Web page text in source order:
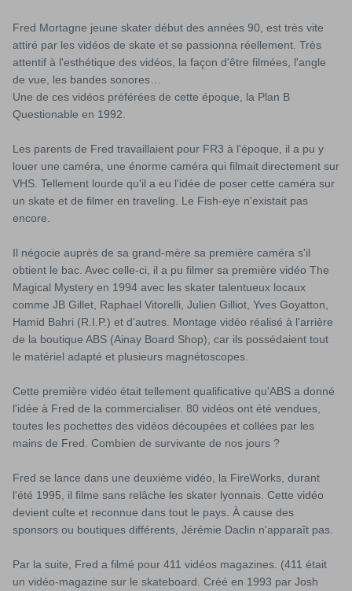
DECK SLICK
EYE KID 9.4
WORLD INDUSTRIES DECK
RODNEY MULLEN ROCK IS KING 10
€95,00
Fred Mortagne jeune skater début des années 90, est très vite
attiré par les vidéos de skate et se passionna réellement. Très
attentif à l'esthétique des vidéos, la façon d'être filmées, l'angle
de vue, les bandes sonores…
Une de ces vidéos préférées de cette époque, la Plan B
Questionable en 1992.
Les parents de Fred travaillaient pour FR3 à l'époque, il a pu y
louer une caméra, une énorme caméra qui filmait directement sur
VHS. Tellement lourde qu'il a eu l'idée de poser cette caméra sur
un skate et de filmer en traveling. Le Fish-eye n'existait pas
encore.
Il négocie auprès de sa grand-mère sa première caméra s'il
obtient le bac. Avec celle-ci, il a pu filmer sa première vidéo The
Magical Mystery en 1994 avec les skater talentueux locaux
comme JB Gillet, Raphael Vitorelli, Julien Gilliot, Yves Goyatton,
Hamid Bahri (R.I.P.) et d'autres. Montage vidéo réalisé à l'arrière
de la boutique ABS (Ainay Board Shop), car ils possédaient tout
le matériel adapté et plusieurs magnétoscopes.
Cette première vidéo était tellement qualificative qu'ABS a donné
l'idée à Fred de la commercialiser. 80 vidéos ont été vendues,
toutes les pochettes des vidéos découpées et collées par les
mains de Fred. Combien de survivante de nos jours ?
Fred se lance dans une deuxième vidéo, la FireWorks, durant
l'été 1995, il filme sans relâche les skater lyonnais. Cette vidéo
devient culte et reconnue dans tout le pays. À cause des
sponsors ou boutiques différents, Jérémie Daclin n'apparaît pas.
Par la suite, Fred a filmé pour 411 vidéos magazines. (411 était
un vidéo-magazine sur le skateboard. Créé en 1993 par Josh